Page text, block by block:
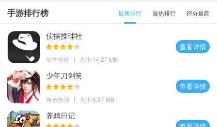
手游排行榜 最新排行 最热排行 评分最高
侦探推理社
动作冒险 大小:14.27 MB
查看详情
少年刀剑笑
角色扮演 大小:6.37 MB
查看详情
养鸡日记